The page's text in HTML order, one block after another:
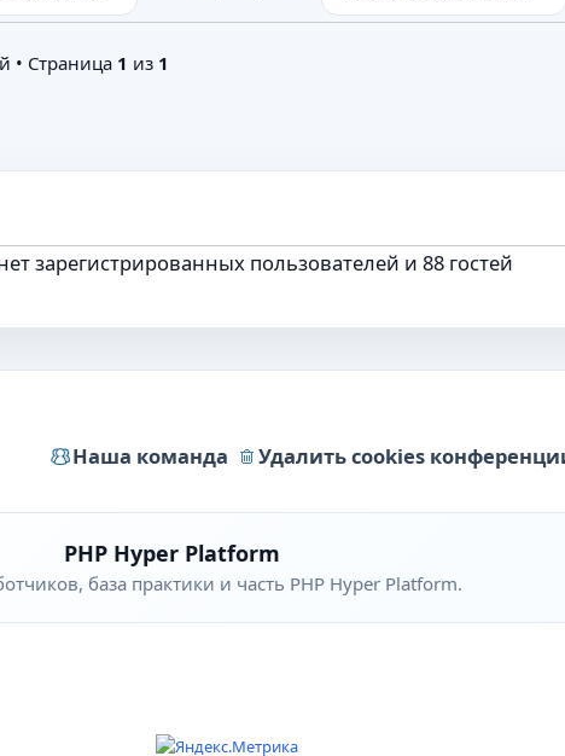
• Страница 1 из 1
зарегистрированных пользователей и 88 гостей
Удалить cookies
Наша команда
PHP Hyper Platform
база практики и часть PHP Hyper Platform.